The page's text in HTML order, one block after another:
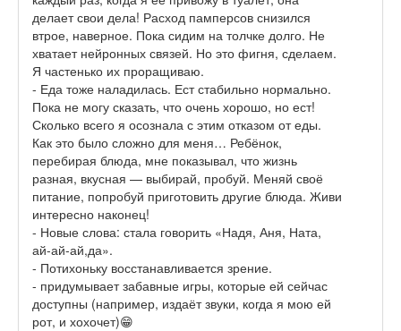
делает свои дела! Расход памперсов снизился
втрое, наверное. Пока сидим на толчке долго. Не
хватает нейронных связей. Но это фигня, сделаем.
Я частенько их проращиваю.
- Еда тоже наладилась. Ест стабильно нормально.
Пока не могу сказать, что очень хорошо, но ест!
Сколько всего я осознала с этим отказом от еды.
Как это было сложно для меня… Ребёнок,
перебирая блюда, мне показывал, что жизнь
разная, вкусная — выбирай, пробуй. Меняй своё
питание, попробуй приготовить другие блюда. Живи
интересно наконец!
- Новые слова: стала говорить «Надя, Аня, Ната,
ай-ай-ай,да».
- Потихоньку восстанавливается зрение.
- придумывает забавные игры, которые ей сейчас
доступны (например, издаёт звуки, когда я мою ей
рот, и хохочет)😁